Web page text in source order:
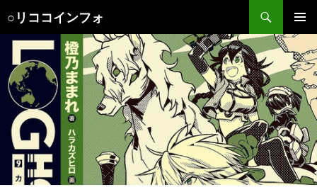
○リココインフォ
索
メインメ
ニュー
ン
ン
ツ
へ
ス
キ
ッ
プ